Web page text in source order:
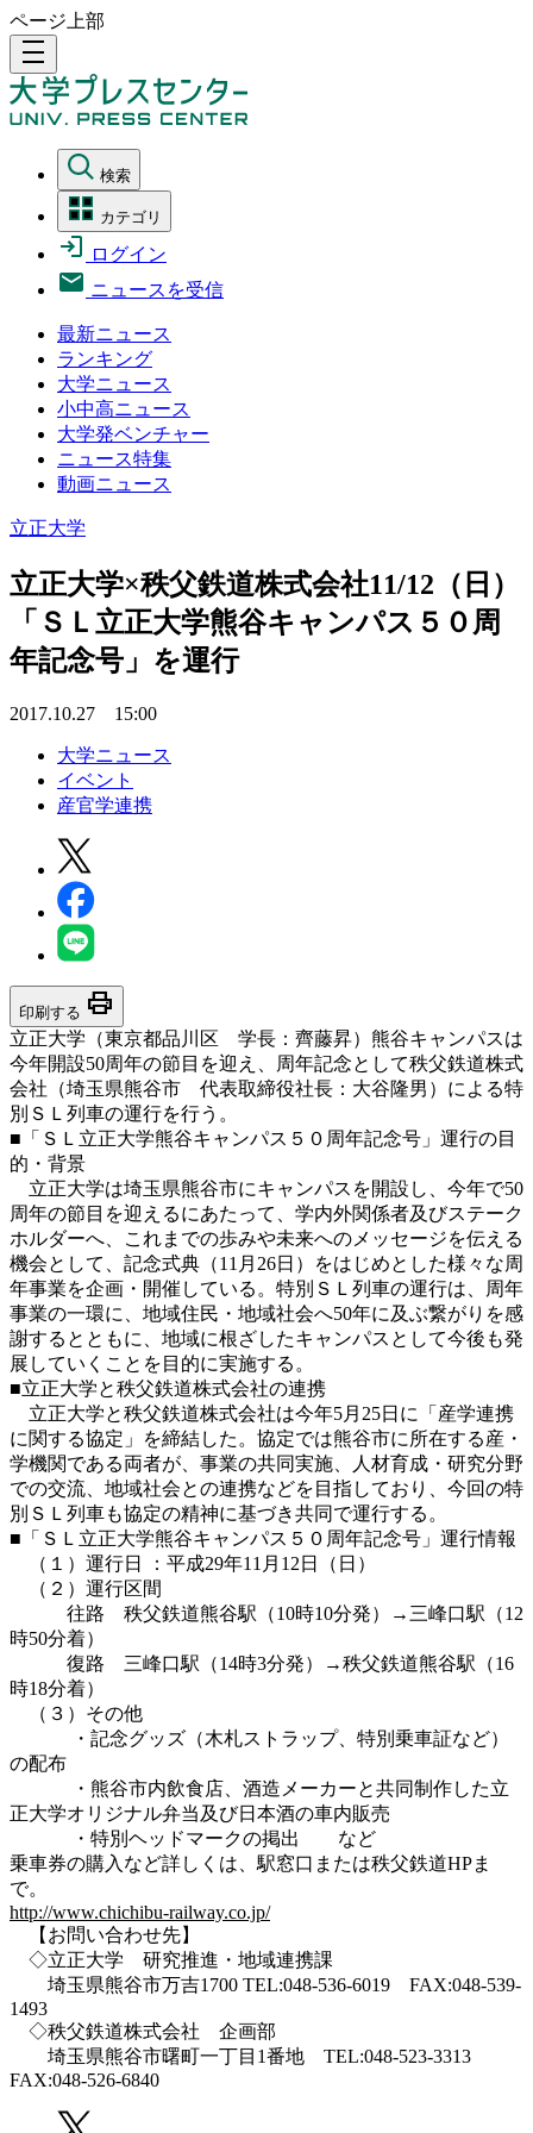
ページ上部
density_medium
検索
カテゴリ
ログイン
ニュースを受信
最新ニュース
ランキング
大学ニュース
小中高ニュース
大学発ベンチャー
ニュース特集
動画ニュース
立正大学
立正大学×秩父鉄道株式会社11/12（日）
「ＳＬ立正大学熊谷キャンパス５０周
年記念号」を運行
2017.10.27 15:00
大学ニュース
イベント
産官学連携
印刷する print
立正大学（東京都品川区 学長：齊藤昇）熊谷キャンパスは
今年開設50周年の節目を迎え、周年記念として秩父鉄道株式
会社（埼玉県熊谷市 代表取締役社長：大谷隆男）による特
別ＳＬ列車の運行を行う。
■「ＳＬ立正大学熊谷キャンパス５０周年記念号」運行の目
的・背景
立正大学は埼玉県熊谷市にキャンパスを開設し、今年で50
周年の節目を迎えるにあたって、学内外関係者及びステーク
ホルダーへ、これまでの歩みや未来へのメッセージを伝える
機会として、記念式典（11月26日）をはじめとした様々な周
年事業を企画・開催している。特別ＳＬ列車の運行は、周年
事業の一環に、地域住民・地域社会へ50年に及ぶ繋がりを感
謝するとともに、地域に根ざしたキャンパスとして今後も発
展していくことを目的に実施する。
■立正大学と秩父鉄道株式会社の連携
立正大学と秩父鉄道株式会社は今年5月25日に「産学連携
に関する協定」を締結した。協定では熊谷市に所在する産・
学機関である両者が、事業の共同実施、人材育成・研究分野
での交流、地域社会との連携などを目指しており、今回の特
別ＳＬ列車も協定の精神に基づき共同で運行する。
■「ＳＬ立正大学熊谷キャンパス５０周年記念号」運行情報
（１）運行日 ：平成29年11月12日（日）
（２）運行区間
往路 秩父鉄道熊谷駅（10時10分発）→三峰口駅（12
時50分着）
復路 三峰口駅（14時3分発）→秩父鉄道熊谷駅（16
時18分着）
（３）その他
・記念グッズ（木札ストラップ、特別乗車証など）
の配布
・熊谷市内飲食店、酒造メーカーと共同制作した立
正大学オリジナル弁当及び日本酒の車内販売
・特別ヘッドマークの掲出 など
乗車券の購入など詳しくは、駅窓口または秩父鉄道HPま
で。
http://www.chichibu-railway.co.jp/
【お問い合わせ先】
◇立正大学 研究推進・地域連携課
埼玉県熊谷市万吉1700 TEL:048-536-6019 FAX:048-539-
1493
◇秩父鉄道株式会社 企画部
埼玉県熊谷市曙町一丁目1番地 TEL:048-523-3313
FAX:048-526-6840